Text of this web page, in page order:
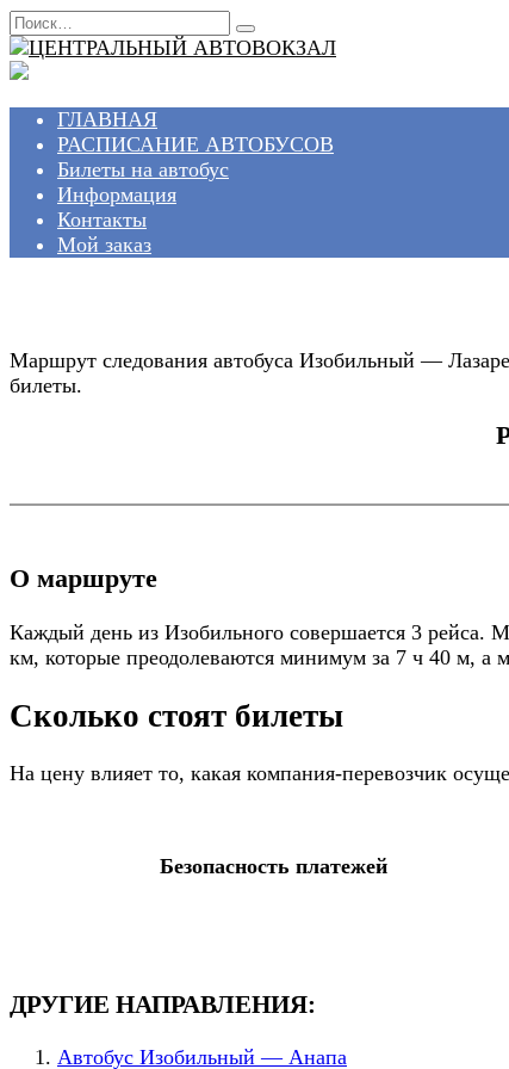
Перейти
к
содержанию
Search
for:
ГЛАВНАЯ
РАСПИСАНИЕ АВТОБУСОВ
Билеты на автобус
Информация
Контакты
Мой заказ
Маршрут следования автобуса Изобильный —
билеты.
О маршруте
Каждый день из Изобильного совершается 3 рейса.
км, которые преодолеваются минимум за 7 ч 40 м, а
Сколько стоят билеты
На цену влияет то, какая компания-перевозчик
Безопасность платежей
ДРУГИЕ НАПРАВЛЕНИЯ:
Автобус Изобильный — Анапа